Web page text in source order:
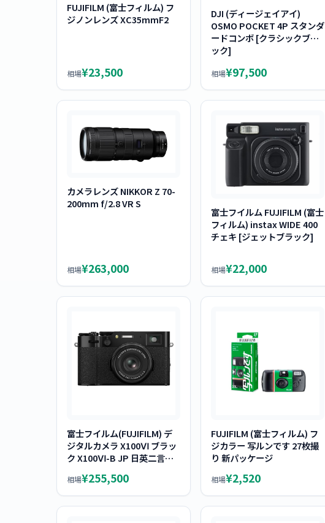
FUJIFILM (富士フィルム) フ
ジノンレンズ XC35mmF2
相場¥23,500
DJI (ディージェイアイ)
OSMO POCKET 4P スタンダ
ードコンボ [クラシックブラ
ック]
相場¥97,500
カメラレンズ NIKKOR Z 70-
200mm f/2.8 VR S
相場¥263,000
富士フイルム FUJIFILM (富士
フィルム) instax WIDE 400
チェキ [ジェットブラック]
相場¥22,000
富士フイルム(FUJIFILM) デ
ジタルカメラ X100Ⅵ ブラッ
ク X100Ⅵ-B JP 日英二言語
相場¥255,500
FUJIFILM (富士フィルム) フ
ジカラー 写ルンです 27枚撮
り 新パッケージ
相場¥2,520